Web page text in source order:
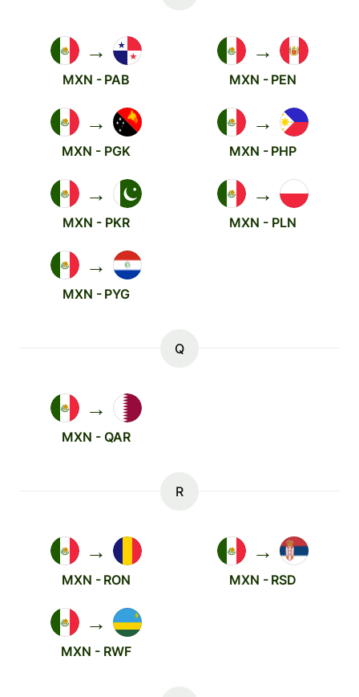
→
MXN - PAB
→
MXN - PEN
→
MXN - PGK
→
MXN - PHP
→
MXN - PKR
→
MXN - PLN
→
MXN - PYG
Q
→
MXN - QAR
R
→
MXN - RON
→
MXN - RSD
→
MXN - RWF